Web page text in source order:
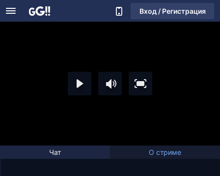
Вход / Регистрация
Чат О стриме